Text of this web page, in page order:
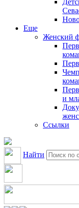
Еще
Женский
и
Ссылки
Найти